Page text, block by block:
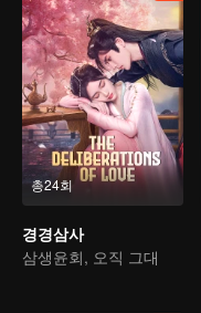
총24회
경경삼사
삼생윤회, 오직 그대